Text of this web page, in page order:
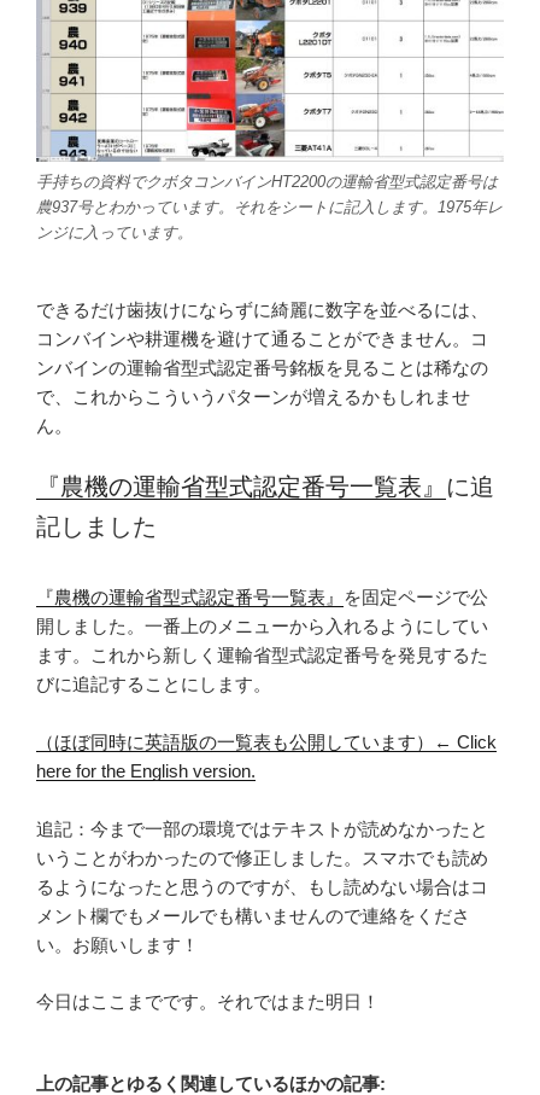
手持ちの資料でクボタコンバインHT2200の運輸省型式認定番号は
農937号とわかっています。それをシートに記入します。1975年レ
ンジに入っています。
できるだけ歯抜けにならずに綺麗に数字を並べるには、
コンバインや耕運機を避けて通ることができません。コ
ンバインの運輸省型式認定番号銘板を見ることは稀なの
で、これからこういうパターンが増えるかもしれませ
ん。
『農機の運輸省型式認定番号一覧表』 に追
記しました
『農機の運輸省型式認定番号一覧表』
を固定ページで公
開しました。一番上のメニューから入れるようにしてい
ます。これから新しく運輸省型式認定番号を発見するた
びに追記することにします。
（ほぼ同時に英語版の一覧表も公開しています）← Click
here for the English version.
追記：今まで一部の環境ではテキストが読めなかったと
いうことがわかったので修正しました。スマホでも読め
るようになったと思うのですが、もし読めない場合はコ
メント欄でもメールでも構いませんので連絡をくださ
い。お願いします！
今日はここまでです。それではまた明日！
上の記事とゆるく関連しているほかの記事: